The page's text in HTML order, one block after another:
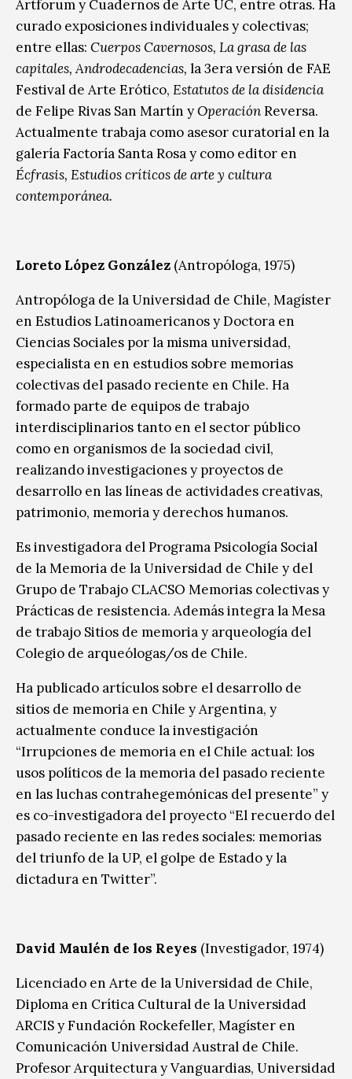
Artforum y Cuadernos de Arte UC, entre otras. Ha
curado exposiciones individuales y colectivas;
entre ellas: Cuerpos Cavernosos, La grasa de las
capitales, Androdecadencias, la 3era versión de FAE
Festival de Arte Erótico, Estatutos de la disidencia
de Felipe Rivas San Martín yOperaciónReversa.
Actualmente trabaja como asesor curatorial en la
galería Factoría Santa Rosa y como editor en
Écfrasis, Estudios críticos de arte y cultura
contemporánea.
Loreto López González (Antropóloga, 1975)
Antropóloga de la Universidad de Chile, Magíster
en Estudios Latinoamericanos y Doctora en
Ciencias Sociales por la misma universidad,
especialista en en estudios sobre memorias
colectivas del pasado reciente en Chile. Ha
formado parte de equipos de trabajo
interdisciplinarios tanto en el sector público
como en organismos de la sociedad civil,
realizando investigaciones y proyectos de
desarrollo en las líneas de actividades creativas,
patrimonio, memoria y derechos humanos.
Es investigadora del Programa Psicología Social
de la Memoria de la Universidad de Chile y del
Grupo de Trabajo CLACSO Memorias colectivas y
Prácticas de resistencia. Además integra la Mesa
de trabajo Sitios de memoria y arqueología del
Colegio de arqueólogas/os de Chile.
Ha publicado artículos sobre el desarrollo de
sitios de memoria en Chile y Argentina, y
actualmente conduce la investigación
“Irrupciones de memoria en el Chile actual: los
usos políticos de la memoria del pasado reciente
en las luchas contrahegemónicas del presente” y
es co-investigadora del proyecto “El recuerdo del
pasado reciente en las redes sociales: memorias
del triunfo de la UP, el golpe de Estado y la
dictadura en Twitter”.
David Maulén de los Reyes (Investigador, 1974)
Licenciado en Arte de la Universidad de Chile,
Diploma en Crítica Cultural de la Universidad
ARCIS y Fundación Rockefeller, Magíster en
Comunicación Universidad Austral de Chile.
Profesor Arquitectura y Vanguardias, Universidad